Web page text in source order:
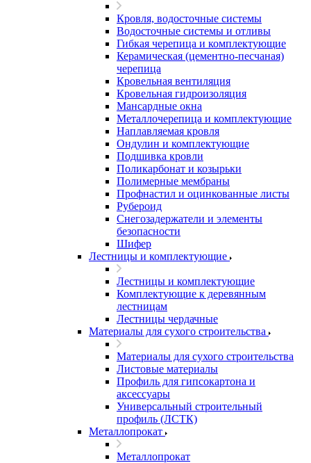
Кровля, водосточные системы
Водосточные системы и отливы
Гибкая черепица и комплектующие
Керамическая (цементно-песчаная)
черепица
Кровельная вентиляция
Кровельная гидроизоляция
Мансардные окна
Металлочерепица и комплектующие
Наплавляемая кровля
Ондулин и комплектующие
Подшивка кровли
Поликарбонат и козырьки
Полимерные мембраны
Профнастил и оцинкованные листы
Рубероид
Снегозадержатели и элементы
безопасности
Шифер
Лестницы и комплектующие
Лестницы и комплектующие
Комплектующие к деревянным
лестницам
Лестницы чердачные
Материалы для сухого строительства
Материалы для сухого строительства
Листовые материалы
Профиль для гипсокартона и
аксессуары
Универсальный строительный
профиль (ЛСТК)
Металлопрокат
Металлопрокат